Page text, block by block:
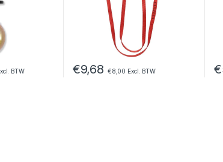
BTW €9,68 €8,00 Excl. BTW €